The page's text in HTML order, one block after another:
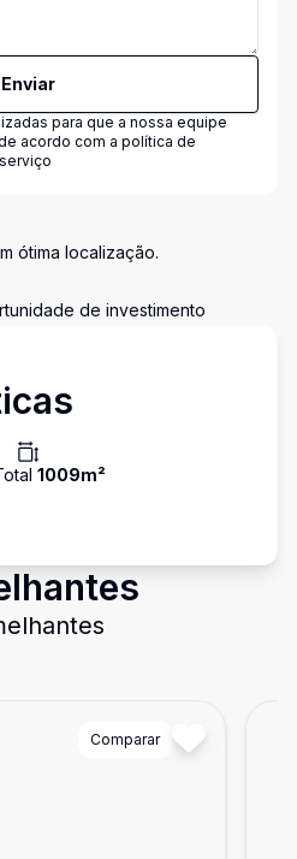
Enviar
para que a nossa equipe
acordo com a política de
ótima localização.
de investimento
1009m²
Comparar